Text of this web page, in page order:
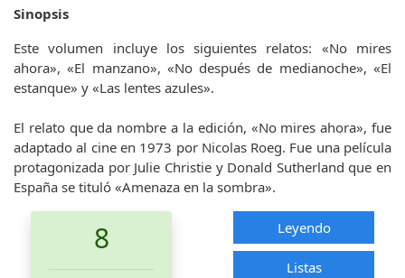
Sinopsis
Este volumen incluye los siguientes relatos: «No mires
ahora», «El manzano», «No después de medianoche», «El
estanque» y «Las lentes azules».
El relato que da nombre a la edición, «No mires ahora», fue
adaptado al cine en 1973 por Nicolas Roeg. Fue una película
protagonizada por Julie Christie y Donald Sutherland que en
España se tituló «Amenaza en la sombra».
8 Leyendo
Listas